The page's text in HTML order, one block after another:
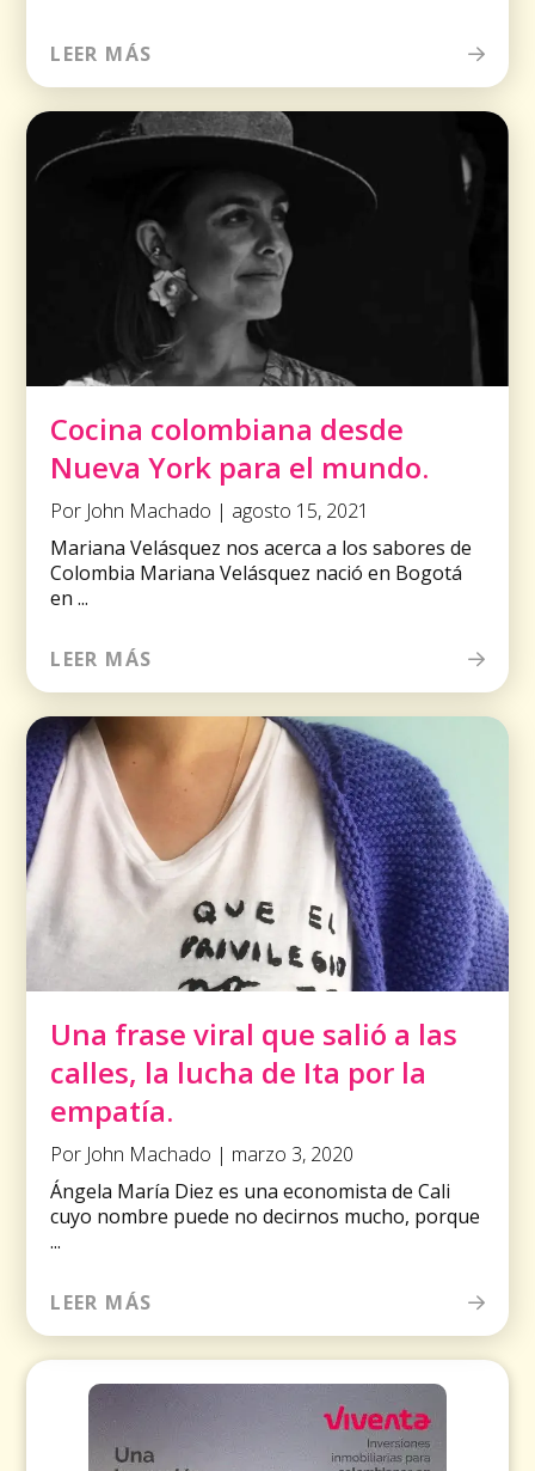
LEER MÁS
Cocina colombiana desde
Nueva York para el mundo.
Por John Machado | agosto 15, 2021
Mariana Velásquez nos acerca a los sabores de
Colombia Mariana Velásquez nació en Bogotá
en ...
LEER MÁS
Una frase viral que salió a las
calles, la lucha de Ita por la
empatía.
Por John Machado | marzo 3, 2020
Ángela María Diez es una economista de Cali
cuyo nombre puede no decirnos mucho, porque
...
LEER MÁS